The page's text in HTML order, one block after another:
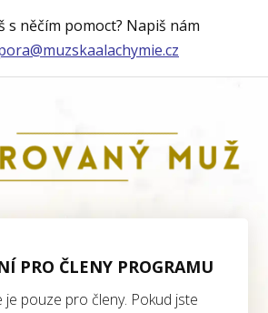
s něčím pomoct? Napiš nám
PRO ČLENY PROGRAMU
je pouze pro členy. Pokud jste